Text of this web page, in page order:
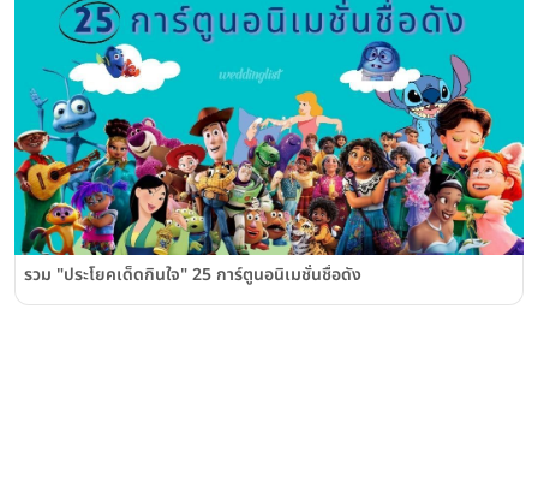
รวม "ประโยคเด็ดกินใจ" 25 การ์ตูนอนิเมชั่นชื่อดัง